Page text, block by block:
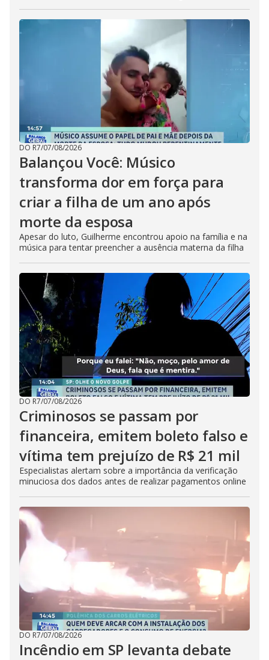
DO R7/07/08/2026
Balançou Você: Músico
transforma dor em força para
criar a filha de um ano após
morte da esposa
Apesar do luto, Guilherme encontrou apoio na família e na
música para tentar preencher a ausência materna da filha
DO R7/07/08/2026
Criminosos se passam por
financeira, emitem boleto falso e
vítima tem prejuízo de R$ 21 mil
Especialistas alertam sobre a importância da verificação
minuciosa dos dados antes de realizar pagamentos online
DO R7/07/08/2026
Incêndio em SP levanta debate